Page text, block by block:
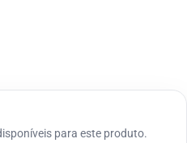
para este produto.